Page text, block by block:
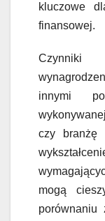
kluczowe
finansowej.
Czynniki
innymi
czy branżę
mogą
porównaniu